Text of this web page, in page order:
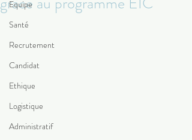
Equipe
Santé
Recrutement
Candidat
Ethique
Logistique
Administratif